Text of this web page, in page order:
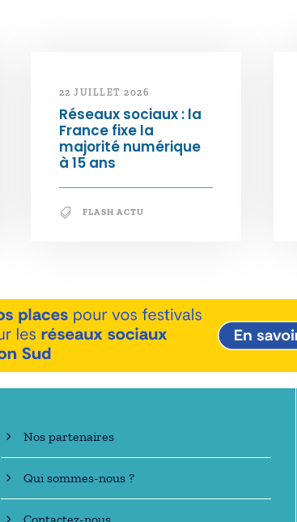
22 JUILLET 2026
Réseaux sociaux : la
France fixe la
majorité numérique
à 15 ans
FLASH ACTU
En savoir +
Nos partenaires
Qui sommes-nous ?